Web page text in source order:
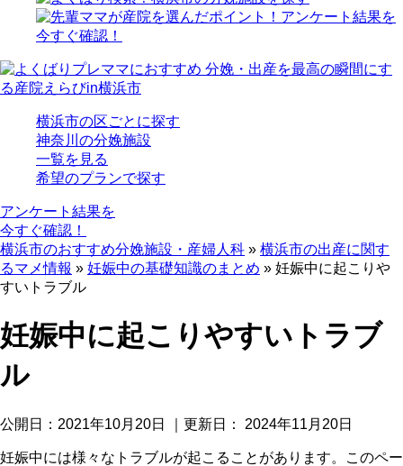
横浜市の区ごとに探す
神奈川の分娩施設
一覧を見る
希望のプランで探す
アンケート結果を
今すぐ確認！
横浜市のおすすめ分娩施設・産婦人科 » 横浜市の出産に関す
るマメ情報 » 妊娠中の基礎知識のまとめ » 妊娠中に起こりや
すいトラブル
妊娠中に起こりやすいトラブ
ル
公開日： 2021年10月20日 ｜更新日： 2024年11月20日
妊娠中には様々なトラブルが起こることがあります。このペー